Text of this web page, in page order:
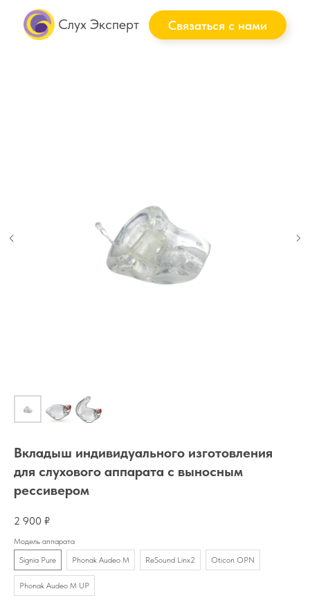
Связаться с нами
Слух Эксперт
Вкладыш индивидуального изготовления
для слухового аппарата с выносным
рессивером
2 900 ₽
Модель аппарата
Signia Pure
Phonak Audeo M ReSound Linx2 Oticon OPN
Phonak Audeo M UP